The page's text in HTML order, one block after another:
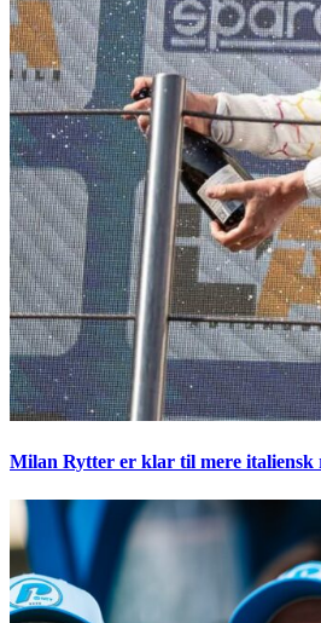
Milan Rytter er klar til mere italiensk